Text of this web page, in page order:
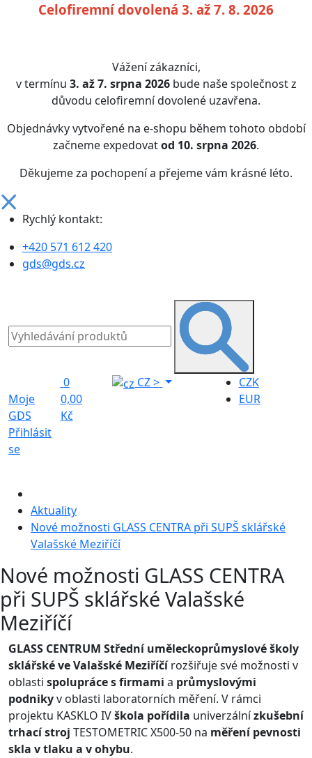
Celofiremní dovolená 3. až 7. 8. 2026
Vážení zákazníci,
v termínu 3. až 7. srpna 2026bude naše společnost z
důvodu celofiremní dovolené uzavřena.
Objednávky vytvořené na e-shopu během tohoto období
začneme expedovatod 10. srpna 2026.
Děkujeme za pochopení a přejeme vám krásné léto.
Rychlý kontakt:
+420 571 612 420
gds@gds.cz
Moje
GDS
Přihlásit
se
0
0,00
Kč
CZ>
CZK
EUR
Aktuality
Nové možnosti GLASS CENTRA při SUPŠ sklářské
Valašské Meziříčí
Nové možnosti GLASS CENTRA
při SUPŠ sklářské Valašské
Meziříčí
GLASS CENTRUM Střední uměleckoprůmyslové školy
sklářské ve Valašské Meziříčírozšiřuje své možnosti v
oblasti spolupráce s firmami a průmyslovými
podnikyv oblasti laboratorních měření. V rámci
projektu KASKLO IVškola pořídila univerzálnízkušební
trhací stroj TESTOMETRIC X500-50 na měření pevnosti
skla v tlaku a v ohybu.